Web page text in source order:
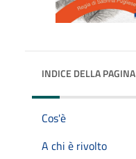
INDICE DELLA PAGINA
Cos'è
A chi è rivolto